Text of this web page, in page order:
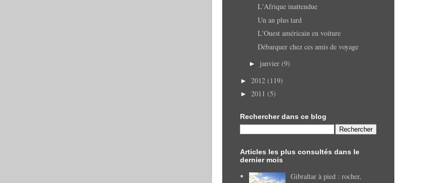
L'Afrique inattendue
Un an plus tard
L'Ouest américain en voiture
Débarquer chez ces amis de voyage
► janvier (9)
► 2012 (119)
► 2011 (5)
Rechercher dans ce blog
Articles les plus consultés dans le
dernier mois
Gibraltar à pied : rocher,